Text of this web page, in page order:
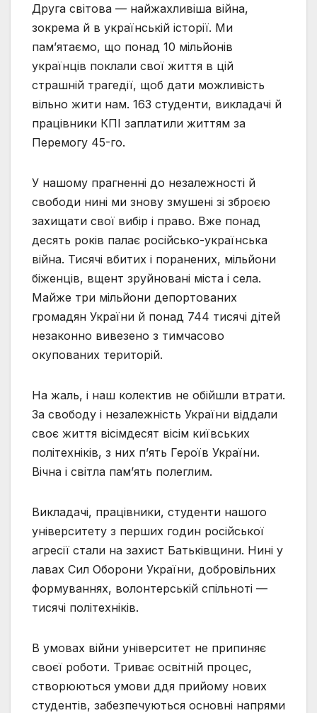
Друга світова — найжахливіша війна,
зокрема й в українській історії. Ми
пам’ятаємо, що понад 10 мільйонів
українців поклали свої життя в цій
страшній трагедії, щоб дати можливість
вільно жити нам. 163 студенти, викладачі й
працівники КПІ заплатили життям за
Перемогу 45-го.
У нашому прагненні до незалежності й
свободи нині ми знову змушені зі зброєю
захищати свої вибір і право. Вже понад
десять років палає російсько-українська
війна. Тисячі вбитих і поранених, мільйони
біженців, вщент зруйновані міста і села.
Майже три мільйони депортованих
громадян України й понад 744 тисячі дітей
незаконно вивезено з тимчасово
окупованих територій.
На жаль, і наш колектив не обійшли втрати.
За свободу і незалежність України віддали
своє життя вісімдесят вісім київських
політехніків, з них п’ять Героїв України.
Вічна і світла пам’ять полеглим.
Викладачі, працівники, студенти нашого
університету з перших годин російської
агресії стали на захист Батьківщини. Нині у
лавах Сил Оборони України, добровільних
формуваннях, волонтерській спільноті —
тисячі політехніків.
В умовах війни університет не припиняє
своєї роботи. Триває освітній процес,
створюються умови ддя прийому нових
студентів, забезпечуються основні напрями